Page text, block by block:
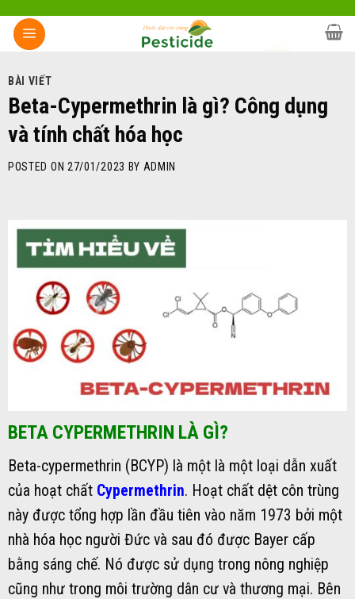
Skip
BÀI VIẾT
Beta-Cypermethrin là gì? Công dụng
và tính chất hóa học
POSTED ON 27/01/2023 BY ADMIN
BETA CYPERMETHRIN LÀ GÌ?
Beta-cypermethrin (BCYP) là một là một loại dẫn xuất
của hoạt chất Cypermethrin. Hoạt chất dệt côn trùng
này được tổng hợp lần đầu tiên vào năm 1973 bởi một
nhà hóa học người Đức và sau đó được Bayer cấp
bằng sáng chế. Nó được sử dụng trong nông nghiệp
cũng như trong môi trường dân cư và thương mại. Bên